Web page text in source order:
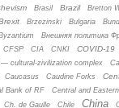
Brasil Brazil
Bretton
Brzezinski Bulgaria
Bнешняя политика
CFSP CIA CNKI COVID-19
cultural-zivilization complex
Caucasus Caudine Forks
Bank of RF
Central and
Ch. de Gaulle Chile China